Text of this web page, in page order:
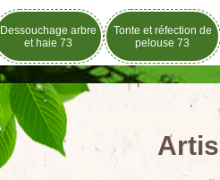
Dessouchage arbre
et haie 73
Tonte et réfection de
pelouse 73